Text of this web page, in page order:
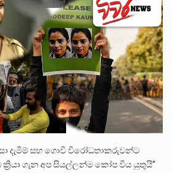
දැමීම් සහ ගොවි විරෝධතාකරුවන්ට
ක්‍රියා ගැන අප සියල්ලන්ම කෝප විය යුතුයි”